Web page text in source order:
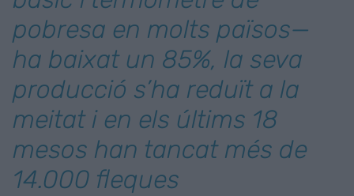
pobresa en molts països—
ha baixat un 85%, la seva
producció s’ha reduït a la
meitat i en els últims 18
mesos han tancat més de
14.000 fleques